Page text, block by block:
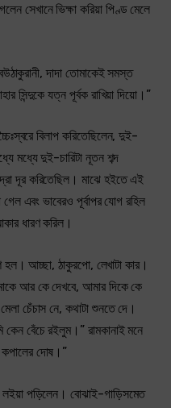
সেখানে ভিক্ষা করিয়া পিণ্ড মেলে
দাদা তোমাকেই সমস্ত
সিন্দুকে যত্ন পূর্বক রাখিয়া দিয়ো।”
বিলাপ করিতেছিলেন, দুই-
মধ্যে দুই-চারিটা নূতন শব্দ
দূর করিতেছিল। মাঝে হইতে এই
এবং ভাবেরও পূর্বাপর যোগ রহিল
ধারণ করিল।
হল। আচ্ছা, ঠাকুরপো, লেখাটা কার।
আর কে দেখবে, আমার দিকে কে
চেঁচাস নে, কথাটা শুনতে দে।
বেঁচে রইলুম।” রামকানাই মনে
কপালের দোষ।”
লইয়া পড়িলেন। বোঝাই-গাড়িসমেত